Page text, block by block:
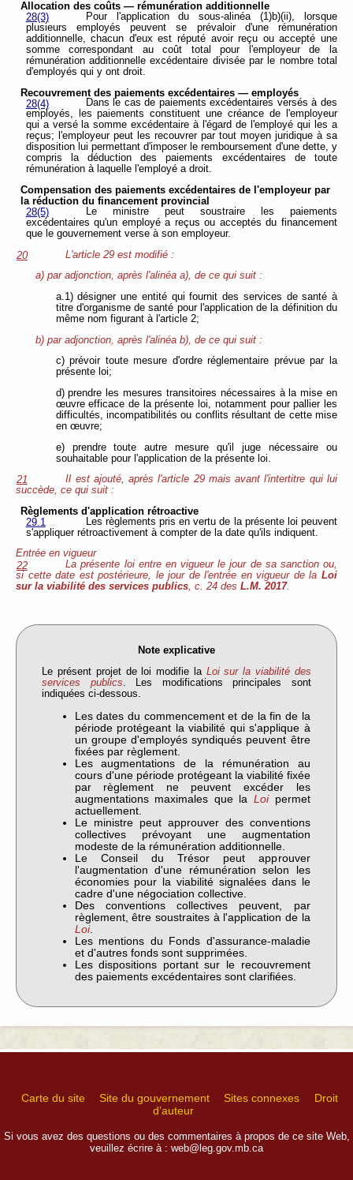
Allocation des coûts — rémunération additionnelle
28(3)
Pour l'application du sous-alinéa (1)b)(ii), lorsque
plusieurs employés peuvent se prévaloir d'une rémunération
additionnelle, chacun d'eux est réputé avoir reçu ou accepté une
somme correspondant au coût total pour l'employeur de la
rémunération additionnelle excédentaire divisée par le nombre total
d'employés qui y ont droit.
Recouvrement des paiements excédentaires — employés
28(4)
Dans le cas de paiements excédentaires versés à des
employés, les paiements constituent une créance de l'employeur
qui a versé la somme excédentaire à l'égard de l'employé qui les a
reçus; l'employeur peut les recouvrer par tout moyen juridique à sa
disposition lui permettant d'imposer le remboursement d'une dette, y
compris la déduction des paiements excédentaires de toute
rémunération à laquelle l'employé a droit.
Compensation des paiements excédentaires de l'employeur par
la réduction dufinancement provincial
28(5)
Le ministre peut soustraire les paiements
excédentaires qu'un employé a reçus ou acceptés du financement
que le gouvernement verse à son employeur.
20
L'article 29 est modifié :
a) par adjonction, après l'alinéa a), de ce qui suit :
a.1) désigner une entité qui fournit des services de santé à
titre d'organisme de santé pour l'application de la définition du
même nom figurant à l'article 2;
b) par adjonction, après l'alinéa b), de ce qui suit :
c) prévoir toute mesure d'ordre réglementaire prévue par la
présente loi;
d) prendre les mesures transitoires nécessaires à la mise en
œuvre efficace de la présente loi, notamment pour pallier les
difficultés, incompatibilités ou conflits résultant de cette mise
en œuvre;
e) prendre toute autre mesure qu'il juge nécessaire ou
souhaitable pour l'application de la présente loi.
21
Il est ajouté, après l'article 29 mais avant l'intertitre qui lui
succède, ce qui suit :
Règlements d'application rétroactive
29.1
Les règlements pris en vertu de la présente loi peuvent
s'appliquer rétroactivement à compter de la date qu'ils indiquent.
Entrée en vigueur
22
La présente loi entre en vigueur le jour de sa sanction ou,
si cette date est postérieure, le jour de l'entrée en vigueur de la Loi
sur la viabilité des services publics, c. 24 des L.M. 2017.
Note explicative
Le présent projet de loi modifie la Loi sur la viabilité des
services publics. Les modifications principales sont
indiquées ci-dessous.
Les dates du commencement et de la fin de la
période protégeant la viabilité qui s'applique à
un groupe d'employés syndiqués peuvent être
fixées par règlement.
Les augmentations de la rémunération au
cours d'une période protégeant la viabilité fixée
par règlement ne peuvent excéder les
augmentations maximales que la Loipermet
actuellement.
Le ministre peut approuver des conventions
collectives prévoyant une augmentation
modeste de la rémunération additionnelle.
Le Conseil du Trésor peut approuver
l'augmentation d'une rémunération selon les
économies pour la viabilité signalées dans le
cadre d'une négociation collective.
Des conventions collectives peuvent, par
règlement, être soustraites à l'application de la
Loi.
Les mentions du Fonds d'assurance-maladie
et d'autres fonds sont supprimées.
Les dispositions portant sur le recouvrement
des paiements excédentaires sont clarifiées.
Carte du site Site du gouvernement Sites connexes
Droit
d’auteur
Si vous avez des questions ou des commentaires à propos de ce site Web,
veuillez écrire à : web@leg.gov.mb.ca